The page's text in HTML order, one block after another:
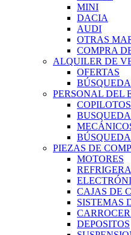
MINI
DACIA
AUDI
OTRAS
COMPRA
ALQUILER DE
OFERTAS
PERSONAL DEL
PIEZAS DE
MOTORES
CAJAS DE
SISTEMAS
DEPOSITOS